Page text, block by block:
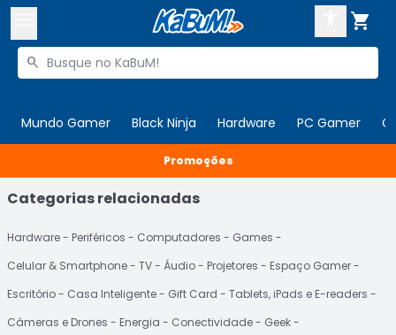

Buscar produtos

Mundo Gamer Black Ninja Hardware PC Gamer
Olá. Acesse sua conta
 Departamentos
Cupons
Ativar tradutor em libras
ENTRE
CADASTRE-SE
Promoções
Categorias relacionadas
Hardware Periféricos Computadores
Games
Celular & Smartphone
TV Áudio Projetores
Espaço Gamer
Escritório
Casa Inteligente Gift Card
Tablets, iPads e E-readers
Câmeras e Drones
Energia Conectividade
Geek